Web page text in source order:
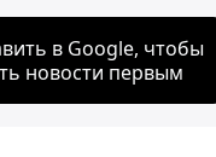
в Google, чтобы
новости первым